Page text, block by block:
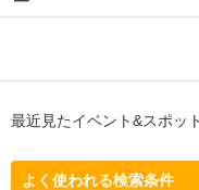
最近見たイベント&スポッ
よく使われる検索条件